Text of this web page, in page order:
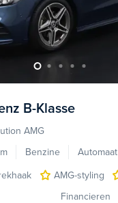
B-Klasse
AMG
Benzine
Automaat
AMG-styling
Financieren